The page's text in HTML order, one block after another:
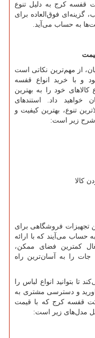
قفسه کرج به دلیل تنوع
گزینه‌ای فوق‌العاده برای
به حساب می‌آید.
از مهم‌ترین نکاتی است
و با خرید انواع قفسه
خود را به بهترین
داد. استند‌های
تنوع، بهترین کیفیت و
شرح زیر است:
کالا
تجهیزات فروشگاهی برای
حساب می‌آیند که با ارائه
کمترین فضای ممکن،
جات را به آسان‌ترین راه
بتوانید انواع لباس را
و دسترسی مشتری به
قفسه کرج که با قیمت
مدل‌های زیر است: